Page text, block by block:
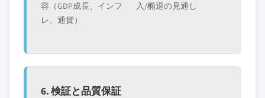
容（GDP成長、インフ
レ、通貨）
入/椭退の見通し
6. 検証と品質保証